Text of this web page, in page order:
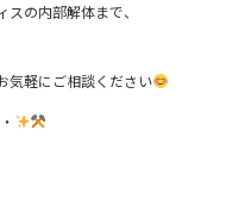
の内部解体まで、
気軽にご相談ください